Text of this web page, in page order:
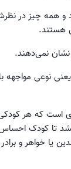
همه چیز در
هستند.
نمی‌دهند.
مواجهه با
که هر کودکی
تا کودک
خواهر و